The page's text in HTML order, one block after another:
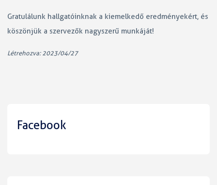
Gratulálunk hallgatóinknak a kiemelkedő eredményekért, és
köszönjük a szervezők nagyszerű munkáját!
Létrehozva: 2023/04/27
Facebook